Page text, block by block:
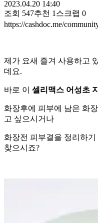
2023.04.20 14:40
조회 547추천 1 스크랩 0
https://cashdoc.me/
제가 요새 즐겨 사용하고
데요.
바로 이 셀리맥스 어성초
화장후에 피부에 남은 화
고 싶으시거나
화장전 피부결을 정리하기
찾으시죠?